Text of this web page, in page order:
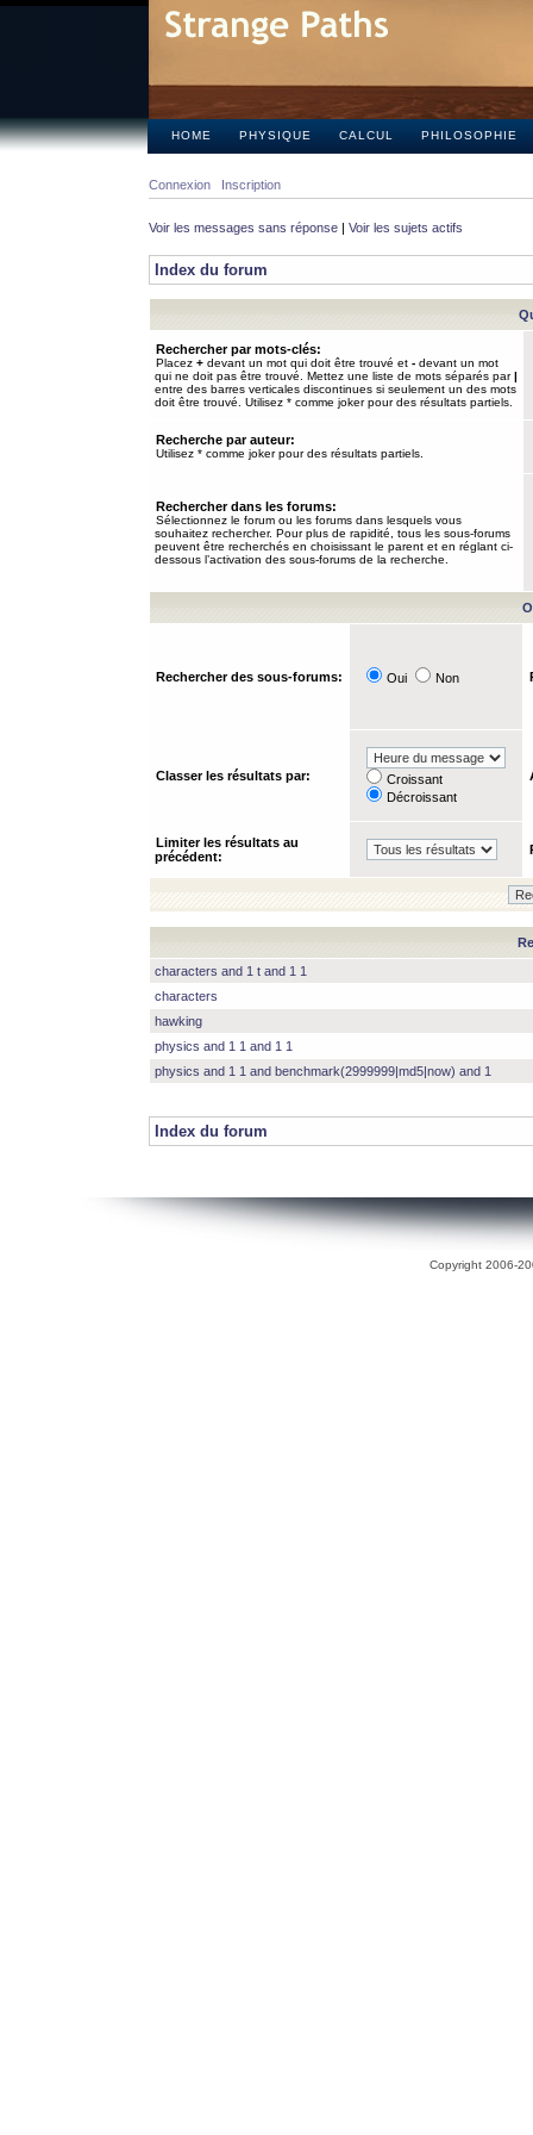
HOME PHYSIQUE CALCUL PHILOSOPHIE
Connexion Inscription
Voir les messages sans réponse | Voir les sujets actifs
Index du forum
Rechercher par mots-clés:
Placez + devant un mot qui doit être trouvé et - devant un mot
qui ne doit pas être trouvé. Mettez une liste de mots séparés par|
entre des barres verticales discontinues si seulement un des mots
doit être trouvé. Utilisez * comme joker pour des résultats partiels.
Recherche par auteur:
Utilisez * comme joker pour des résultats partiels.
Rechercher dans les forums:
Sélectionnez le forum ou les forums dans lesquels vous
souhaitez rechercher. Pour plus de rapidité, tous les sous-forums
peuvent être recherchés en choisissant le parent et en réglant ci-
dessous l’activation des sous-forums de la recherche.
Rechercher des sous-forums: Oui Non
Classer les résultats par:
Croissant
Décroissant
Limiter les résultats au
précédent:
characters and 1 t and 1 1
characters
hawking
physics and 1 1 and 1 1
physics and 1 1 and benchmark(2999999|md5|now) and 1
Index du forum
Copyright 2006-